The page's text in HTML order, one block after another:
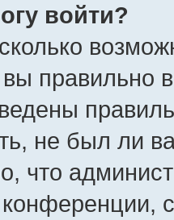
войти?
правильно
не был ли
что